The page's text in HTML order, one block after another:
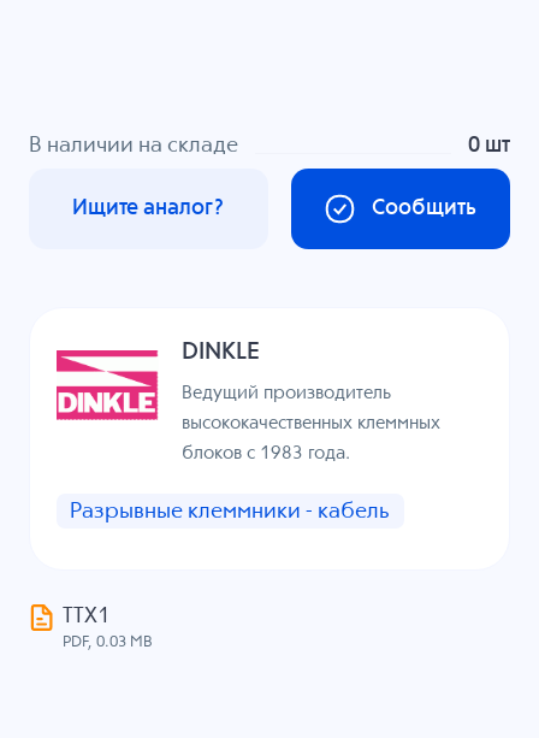
В наличии на складе 0 шт
Сообщить
Ищите аналог?
DINKLE
Ведущий производитель
высококачественных клеммных
блоков с 1983 года.
Разрывные клеммники - кабель
ТТХ1
PDF, 0.03 MB